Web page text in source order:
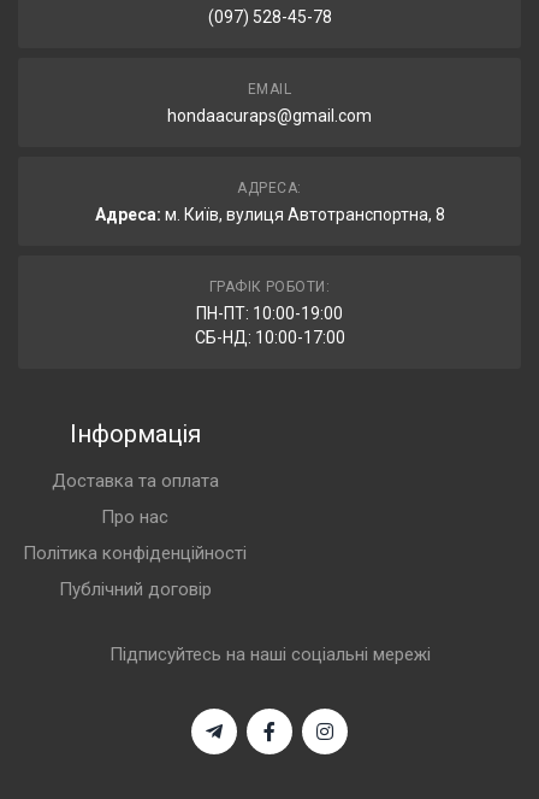
(097) 528-45-78
EMAIL
hondaacuraps@gmail.com
АДРЕСА:
Адреса: м. Київ, вулиця Автотранспортна, 8
ГРАФІК РОБОТИ:
ПН-ПТ: 10:00-19:00
СБ-НД: 10:00-17:00
Інформація
Доставка та оплата
Про нас
Політика конфіденційності
Публічний договір
Підписуйтесь на наші соціальні мережі